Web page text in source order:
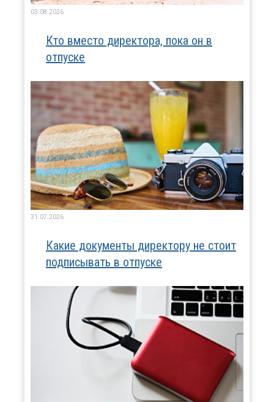
03.08.2026
Кто вместо директора, пока он в
отпуске
31.07.2026
Какие документы директору не стоит
подписывать в отпуске